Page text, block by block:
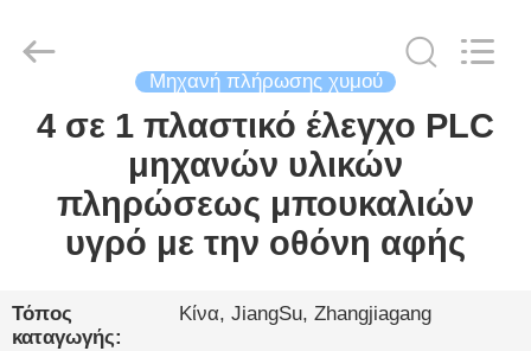
ΣΠΊΤΙ
ΠΡΟΪΌΝΤΑ
ΠΕΡΊΠΟΥ
ΕΜΕΊΣ
Machinery
Reserved.
Μηχανή πλήρωσης χυμού
4 σε 1 πλαστικό έλεγχο PLC
μηχανών υλικών
πληρώσεως μπουκαλιών
υγρό με την οθόνη αφής
Τόπος
καταγωγής:
Κίνα, JiangSu, Zhangjiagang